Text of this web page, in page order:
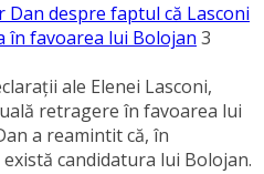
Dan despre faptul că Lasconi
în favoarea lui Bolojan 3
ale Elenei Lasconi,
retragere în favoarea lui
a reamintit că, în
candidatura lui Bolojan.